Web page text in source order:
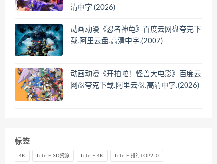
清中字.(2026)
动画动漫《忍者神龟》百度云网盘夸克下
载.阿里云盘.高清中字.(2007)
动画动漫《开拍啦！怪兽大电影》百度云
网盘夸克下载.阿里云盘.高清中字.(2026)
标签
4K Litte_F 3D资源 Litte_F 4K Litte_F 排行TOP250